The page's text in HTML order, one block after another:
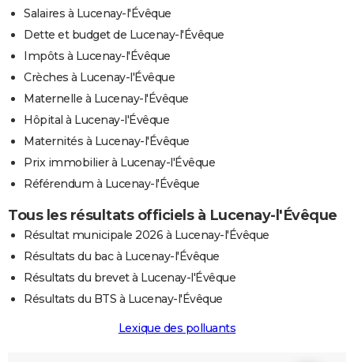
Salaires à Lucenay-l'Évêque
Dette et budget de Lucenay-l'Évêque
Impôts à Lucenay-l'Évêque
Crèches à Lucenay-l'Évêque
Maternelle à Lucenay-l'Évêque
Hôpital à Lucenay-l'Évêque
Maternités à Lucenay-l'Évêque
Prix immobilier à Lucenay-l'Évêque
Référendum à Lucenay-l'Évêque
Tous les résultats officiels à Lucenay-l'Évêque
Résultat municipale 2026 à Lucenay-l'Évêque
Résultats du bac à Lucenay-l'Évêque
Résultats du brevet à Lucenay-l'Évêque
Résultats du BTS à Lucenay-l'Évêque
Lexique des polluants